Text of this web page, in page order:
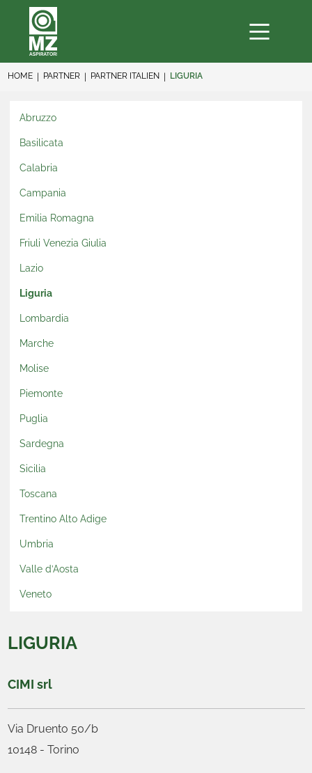
HOME PARTNER PARTNER ITALIEN LIGURIA
Abruzzo
Basilicata
Calabria
Campania
Emilia Romagna
Friuli Venezia Giulia
Lazio
Liguria
Lombardia
Marche
Molise
Piemonte
Puglia
Sardegna
Sicilia
Toscana
Trentino Alto Adige
Umbria
Valle d’Aosta
Veneto
LIGURIA
CIMI srl
Via Druento 50/b
10148 - Torino